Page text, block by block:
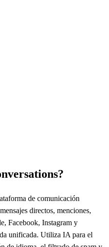
de comunicación
directos, menciones,
Facebook, Instagram y
unificada. Utiliza IA para el